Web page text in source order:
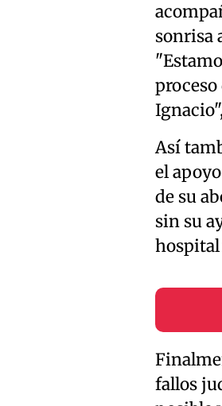
sonrisa
Así
el
de su
sin su
hospital
fallos